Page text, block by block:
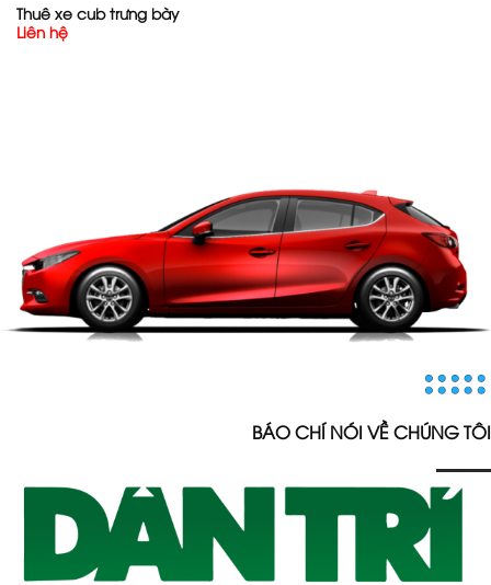
Thuê xe cub trưng bày
Liên hệ
BÁO CHÍ NÓI VỀ CHÚNG TÔI